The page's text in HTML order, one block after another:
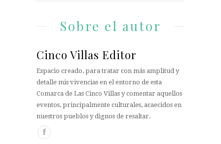
Sobre el autor
Cinco Villas Editor
Espacio creado, para tratar con más amplitud y
detalle mis vivencias en el entorno de esta
Comarca de Las Cinco Villas y comentar aquellos
eventos, principalmente culturales, acaecidos en
nuestros pueblos y dignos de resaltar.